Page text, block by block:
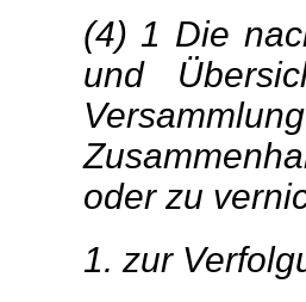
(4) 1 Die
und
oder zu
1. zur